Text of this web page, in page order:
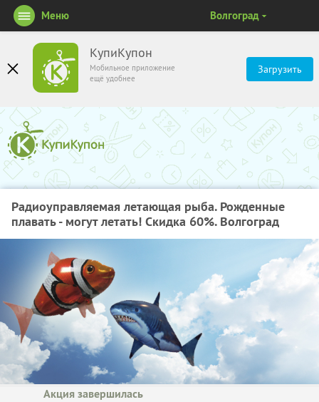
КупиКупон
Мобильное приложение
ещё удобнее
Загрузить
Меню Волгоград
Радиоуправляемая летающая рыба. Рожденные
плавать - могут летать! Скидка 60%. Волгоград
Акция завершилась